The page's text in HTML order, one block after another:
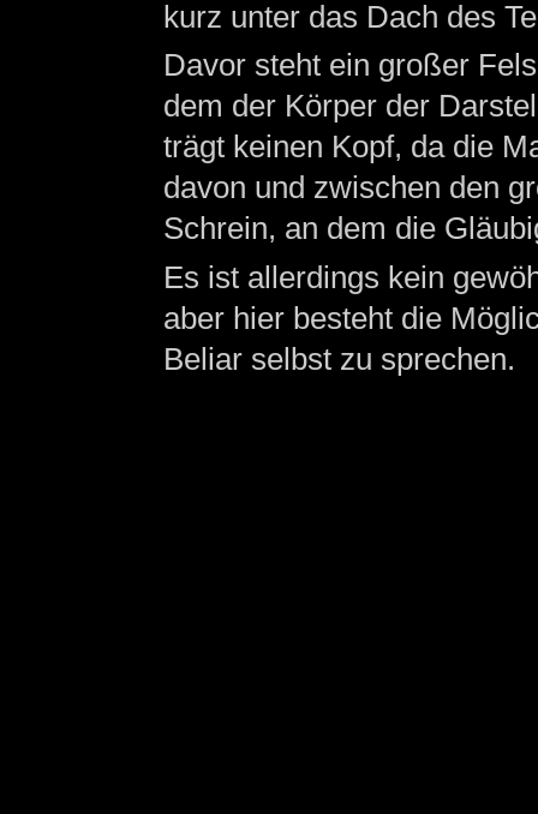
kurz unter das Dach des
Davor steht ein großer
dem der Körper der
trägt keinen Kopf, da die
davon und zwischen den
Schrein, an dem die
Es ist allerdings kein
aber hier besteht die
Beliar selbst zu sprechen.